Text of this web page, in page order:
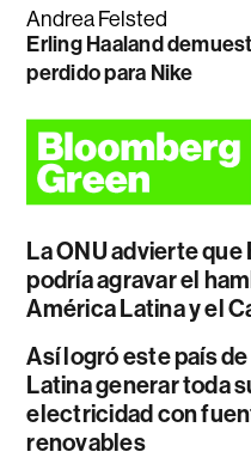
Andrea Felsted
Erling Haaland
perdido para Nike
La ONU advierte que
podría agravar el
América Latina y el
Así logró este país
Latina generar toda
electricidad con
renovables